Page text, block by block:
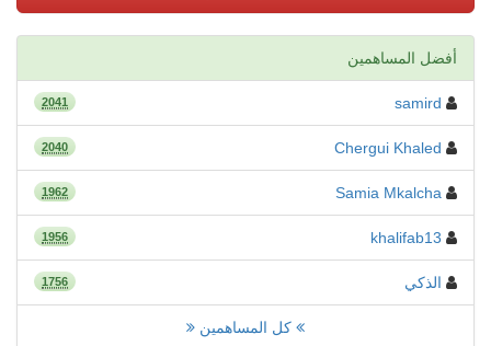
أفضل المساهمين
samird
2041
Chergui Khaled
2040
Samia Mkalcha
1962
khalifab13
1956
الذكي 1756
كل المساهمين